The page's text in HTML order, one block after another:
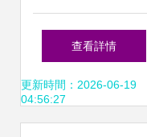
公司 打造夢想住宅
的專業服務
查看詳情
更新時間：2026-06-19
04:56:27